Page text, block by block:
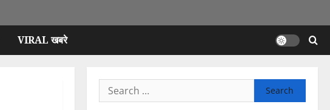
VIRAL खबरे
Search
for: